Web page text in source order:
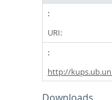
URI:
http://